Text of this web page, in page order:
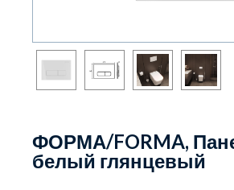
ФОРМА/FORMA,
белый глянцевый